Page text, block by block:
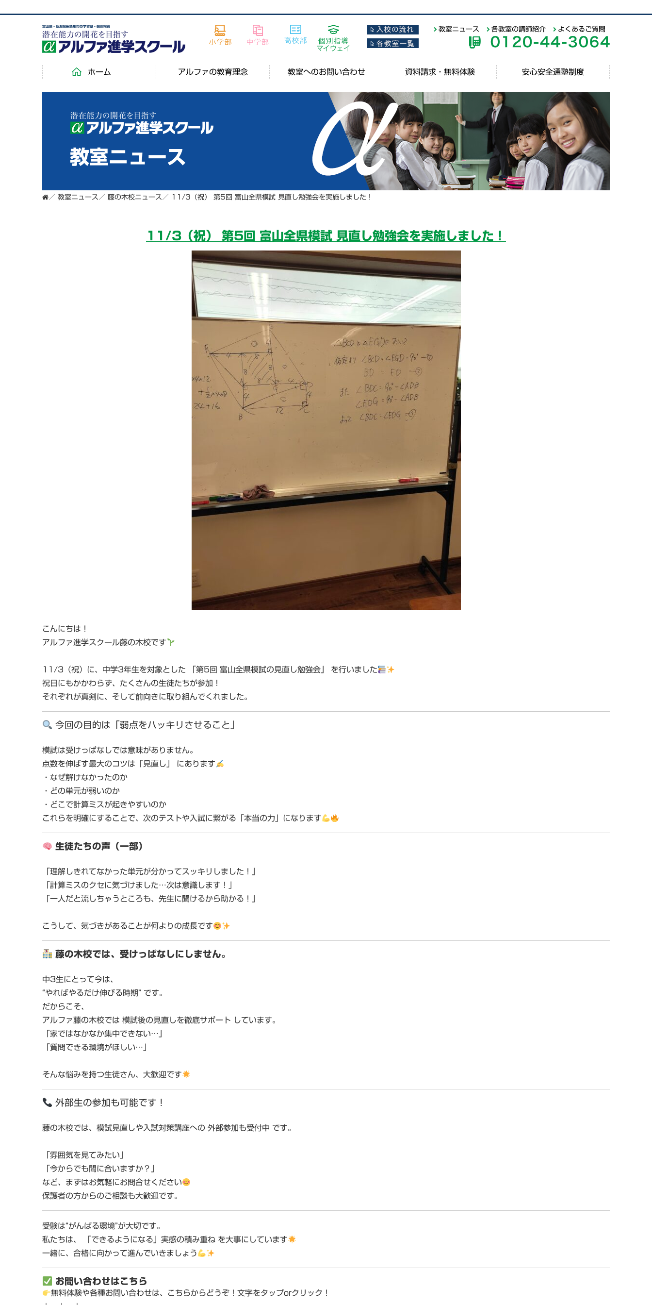
富山県・新潟県糸魚川市の学習塾・個別指導 教室ニュース 各教室の講師紹介 よくあるご質問
ホーム アルファの教育理念 教室へのお問い合わせ 資料請求・無料体験 安心安全通塾制度
教室ニュース
／ 教室ニュース ／ 藤の木校ニュース ／ 11/3（祝） 第5回 富山全県模試 見直し勉強会を実施しました！
11/3（祝） 第5回 富山全県模試 見直し勉強会を実施しました！
こんにちは！
アルファ進学スクール藤の木校です
11/3（祝）に、中学3年生を対象とした 「第5回 富山全県模試の見直し勉強会」
を行いました
祝日にもかかわらず、たくさんの生徒たちが参加！
それぞれが真剣に、そして前向きに取り組んでくれました。
今回の目的は「弱点をハッキリさせること」
模試は受けっぱなしでは意味がありません。
点数を伸ばす最大のコツは「見直し」
にあります
・なぜ解けなかったのか
・どの単元が弱いのか
・どこで計算ミスが起きやすいのか
これらを明確にすることで、次のテストや入試に繋がる「本当の力」になります
生徒たちの声（一部）
「理解しきれてなかった単元が分かってスッキリしました！」
「計算ミスのクセに気づけました…次は意識します！」
「一人だと流しちゃうところも、先生に聞けるから助かる！」
こうして、気づきがあることが何よりの成長です
藤の木校では、受けっぱなしにしません。
中3生にとって今は、
“やればやるだけ伸びる時期” です。
だからこそ、
アルファ藤の木校では 模試後の見直しを徹底サポート しています。
「家ではなかなか集中できない…」
「質問できる環境がほしい…」
そんな悩みを持つ生徒さん、大歓迎です
外部生の参加も可能です！
藤の木校では、模試見直しや入試対策講座への 外部参加も受付中 です。
「雰囲気を見てみたい」
「今からでも間に合いますか？」
など、まずはお気軽にお問合せください
保護者の方からのご相談も大歓迎です。
受験は“がんばる環境”が大切です。
私たちは、
「できるようになる」実感の積み重ね を大事にしています
一緒に、合格に向かって進んでいきましょう
お問い合わせはこちら
無料体験や各種お問い合わせは、こちらからどうぞ！文字をタップorクリック！